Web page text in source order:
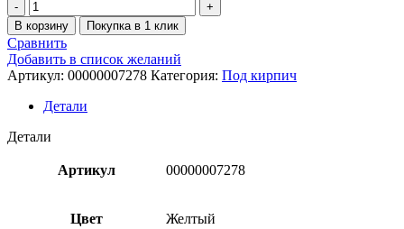
В корзину Покупка в 1 клик
Сравнить
Добавить в список желаний
Артикул: 00000007278 Категория: Под кирпич
Детали
Детали
Артикул 00000007278
Цвет Желтый